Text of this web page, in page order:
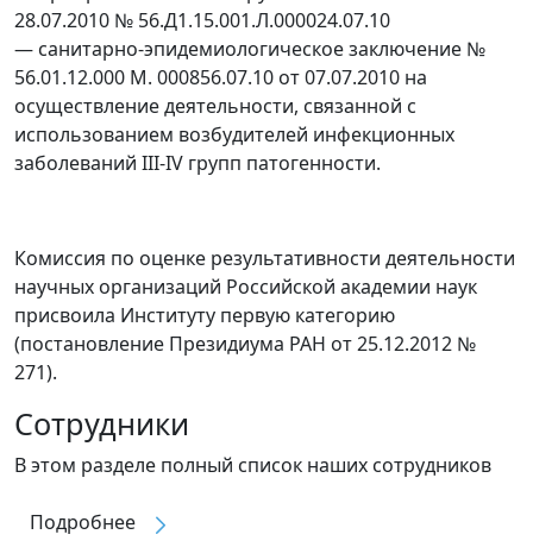
28.07.2010 № 56.Д1.15.001.Л.000024.07.10
— санитарно-эпидемиологическое заключение №
56.01.12.000 М. 000856.07.10 от 07.07.2010 на
осуществление деятельности, связанной с
использованием возбудителей инфекционных
заболеваний III-IV групп патогенности.
Комиссия по оценке результативности деятельности
научных организаций Российской академии наук
присвоила Институту первую категорию
(постановление Президиума РАН от 25.12.2012 №
271).
Сотрудники
В этом разделе полный список наших сотрудников
Подробнее